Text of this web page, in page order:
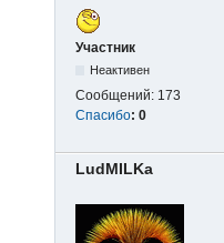
Участник
Неактивен
Сообщений: 173
Спасибо: 0
LudMILKa